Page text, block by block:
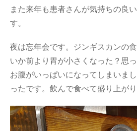
また来年も患者さんが気持ちの良
す。
夜は忘年会です。ジンギスカンの
いか前より胃が小さくなった？思
お腹がいっぱいになってしまいま
ったです。飲んで食べて盛り上がり